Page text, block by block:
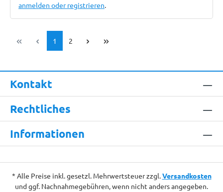
anmelden oder registrieren.
Seite
1 Seite
2
Kontakt
Rechtliches
Informationen
* Alle Preise inkl. gesetzl. Mehrwertsteuer zzgl.Versandkosten
und ggf. Nachnahmegebühren, wenn nicht anders angegeben.